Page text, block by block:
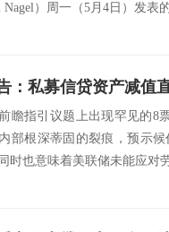
Nagel）周一（5月4日）发表
瞻指引议题上出现罕见的8
部根深蒂固的裂痕，预示
时也意味着美联储未能应对